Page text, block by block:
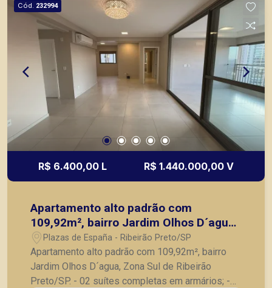
Cód. 232994
R$ 6.400,00 L R$ 1.440.000,00 V
Apartamento alto padrão com
109,92m², bairro Jardim Olhos D´agua,
Zona Sul de Ribeirão Preto/SP.
Plazas de España - Ribeirão Preto/SP
Apartamento alto padrão com 109,92m², bairro
Jardim Olhos D´agua, Zona Sul de Ribeirão
Preto/SP. - 02 suítes completas em armários; -